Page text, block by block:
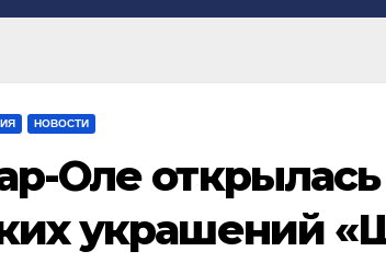
НОВОСТИ
Оле открылась
украшений